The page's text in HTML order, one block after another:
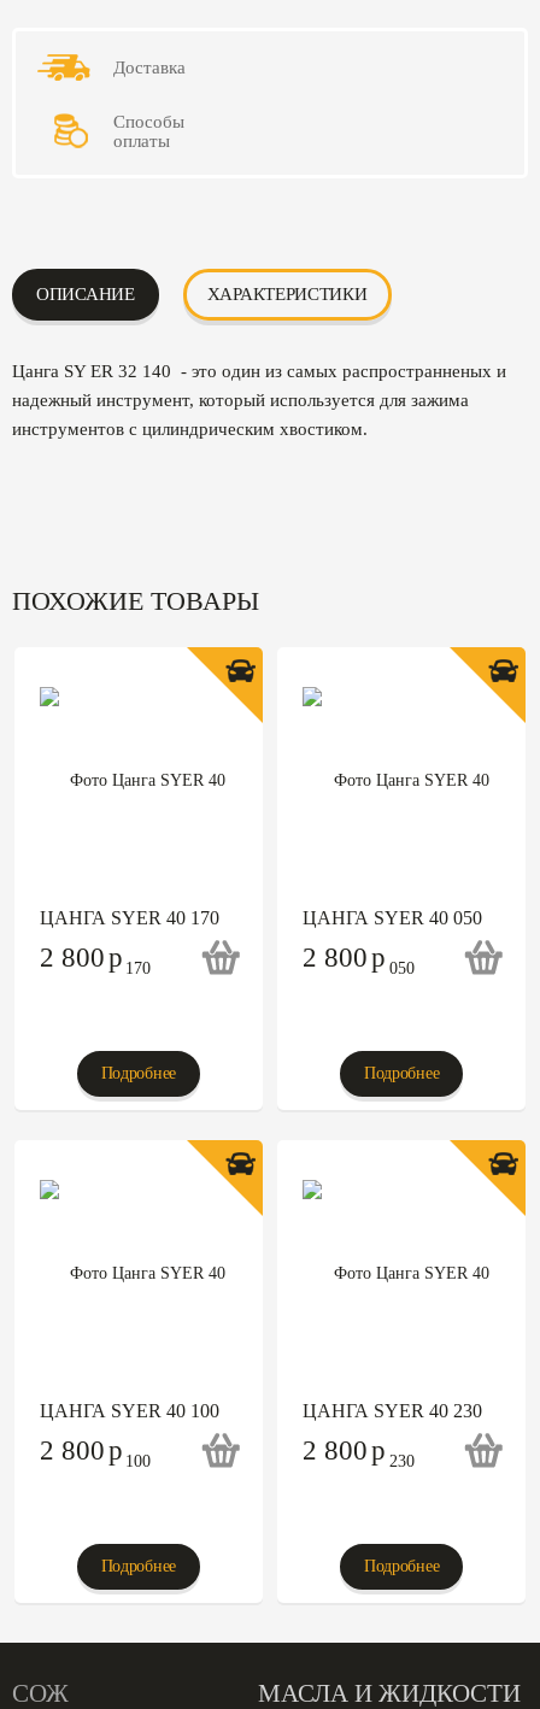
Доставка
Способы
оплаты
ОПИСАНИЕ ХАРАКТЕРИСТИКИ
Цанга SY ER 32 140 - это один из самых распространненых и
надежный инструмент, который используется для зажима
инструментов с цилиндрическим хвостиком.
ПОХОЖИЕ ТОВАРЫ
ЦАНГА SYER 40 170
2 800p
Подробнее
ЦАНГА SYER 40 050
2 800p
Подробнее
ЦАНГА SYER 40 100
2 800p
Подробнее
ЦАНГА SYER 40 230
2 800p
Подробнее
СОЖ МАСЛА И ЖИДКОСТИ